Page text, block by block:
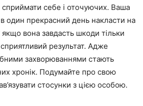
сприймати себе і оточуючих. Ваша
один прекрасний день накласти на
вона завдасть шкоди тільки
результат. Адже
захворюваннями стають
хронік. Подумайте про свою
стосунки з цією особою.